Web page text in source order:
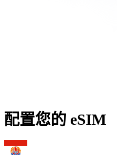
配置您的 eSIM